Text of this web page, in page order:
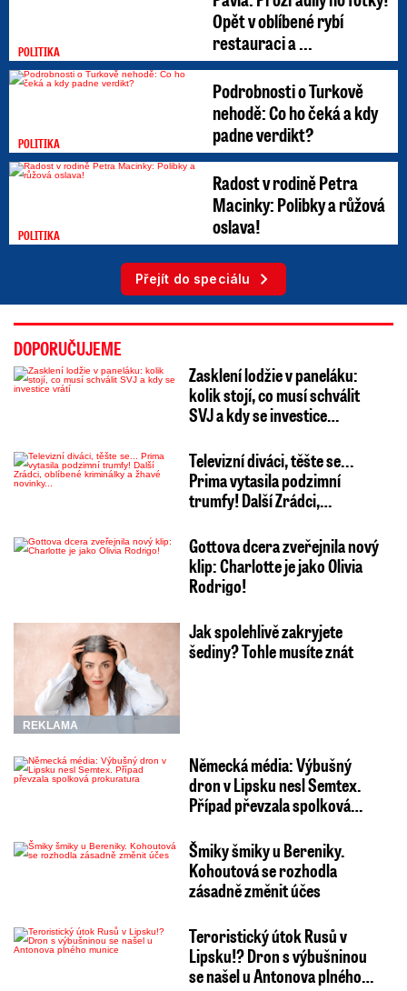
POLITIKA
Opět v oblíbené rybí
restauraci a ...
POLITIKA
Podrobnosti o Turkově
nehodě: Co ho čeká a kdy
padne verdikt?
POLITIKA
Radost v rodině Petra
Macinky: Polibky a růžová
oslava!
Přejít do speciálu
DOPORUČUJEME
Zasklení lodžie v paneláku:
kolik stojí, co musí schválit
SVJ a kdy se investice…
Televizní diváci, těšte se...
Prima vytasila podzimní
trumfy! Další Zrádci,…
Gottova dcera zveřejnila nový
klip: Charlotte je jako Olivia
Rodrigo!
REKLAMA
Jak spolehlivě zakryjete
šediny? Tohle musíte znát
Německá média: Výbušný
dron v Lipsku nesl Semtex.
Případ převzala spolková…
Šmiky šmiky u Bereniky.
Kohoutová se rozhodla
zásadně změnit účes
Teroristický útok Rusů v
Lipsku!? Dron s výbušninou
se našel u Antonova plného…